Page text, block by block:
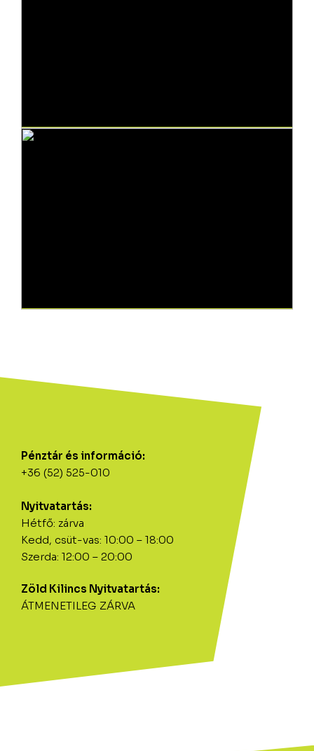
Pénztár és információ:
+36 (52) 525-010
Nyitvatartás:
Hétfő: zárva
Kedd, csüt-vas: 10:00 – 18:00
Szerda: 12:00 – 20:00
Zöld Kilincs Nyitvatartás:
ÁTMENETILEG ZÁRVA